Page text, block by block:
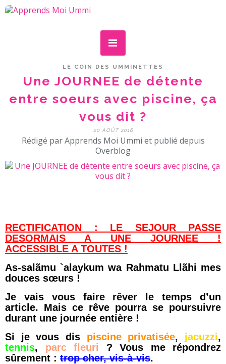
LE COIN DES UMMINETTES
Une JOURNEE de détente
entre soeurs avec piscine, ça
vous dit ?
20 AOÛT 2016
Rédigé par Apprends Moi Ummi et publié depuis
Overblog
RECTIFICATION : LE SEJOUR PASSE
DESORMAIS A UNE JOURNEE !
ACCESSIBLE A TOUTES !
As-salãmu `alaykum wa Rahmatu Llãhi mes
douces sœurs !
Je vais vous faire rêver le temps d’un
article. Mais ce rêve pourra se poursuivre
durant une journée entière !
Si je vous dis piscine privatisée, jacuzzi,
tennis, parc fleuri ? Vous me répondrez
sûrement : trop cher, vis-à-vis.